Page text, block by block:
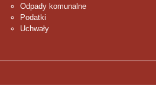
Odpady komunalne
Podatki
Uchwały